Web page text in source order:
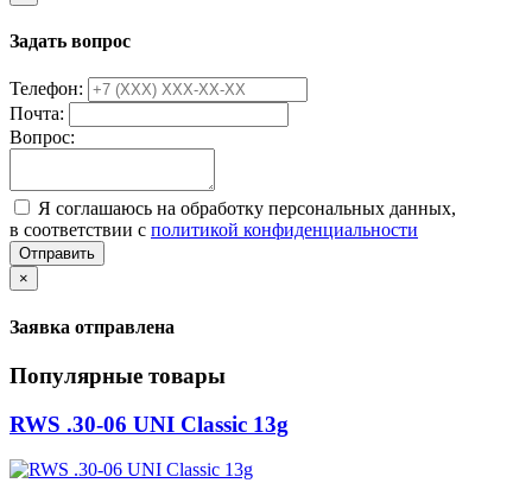
Задать вопрос
Телефон:
Почта:
Вопрос:
Я соглашаюсь на обработку персональных данных,
в соответствии с политикой конфиденциальности
Отправить
×
Заявка отправлена
Популярные товары
RWS .30-06 UNI Classic 13g